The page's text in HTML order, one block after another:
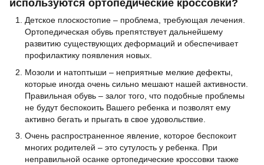
используются ортопедические кроссовки?
Детское плоскостопие – проблема, требующая лечения.
Ортопедическая обувь препятствует дальнейшему
развитию существующих деформаций и обеспечивает
профилактику появления новых.
Мозоли и натоптыши – неприятные мелкие дефекты,
которые иногда очень сильно мешают нашей активности.
Правильная обувь – залог того, что подобные проблемы
не будут беспокоить Вашего ребенка и позволят ему
активно бегать и прыгать в свое удовольствие.
Очень распространенное явление, которое беспокоит
многих родителей – это сутулость у ребенка. При
неправильной осанке ортопедические кроссовки также